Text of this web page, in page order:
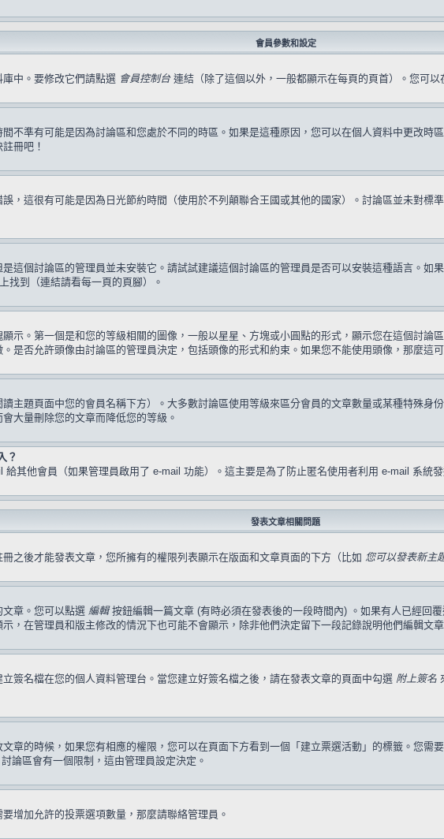
會員參數和設定
中。要修改它們請點選 會員控制台連結（除了這個以外，一般都顯示在每頁的頁首）。您可以
不準有可能是因為討論區和您處於不同的時區。如果是這種原因，您可以在個人資料中更改
冊吧！
，這很有可能是因為日光節約時間（使用於不列顛聯合王國或其他的國家）。討論區並未對
這個討論區的管理員並未安裝它。請試試建議這個討論區的管理員是否可以安裝這種語言。如
找到（連結請看每一頁的頁腳）。
示。第一個是和您的等級相關的圖像，一般以星星、方塊或小圓點的形式，顯示您在這個討論
是否允許頭像由討論區的管理員決定，包括頭像的形式和約束。如果您不能使用頭像，那麼這
主題頁面中您的會員名稱下方）。大多數討論區使用等級來區分會員的文章數量或某種特殊
大量刪除您的文章而降低您的等級。
？
其他會員（如果管理員啟用了 e-mail 功能）。這主要是為了防止匿名使用者利用 e-mail 系統發
發表文章相關問題
之後才能發表文章，您所擁有的權限列表顯示在版面和文章頁面的下方（比如 您可以發表新主
章。您可以點選 編輯按鈕編輯一篇文章 (有時必須在發表後的一段時間內) 。如果有人已經回
，在管理員和版主修改的情況下也可能不會顯示，除非他們決定留下一段記錄說明他們編輯文
簽名檔在您的個人資料管理台。當您建立好簽名檔之後，請在發表文章的頁面中勾選 附上簽名
章的時候，如果您有相應的權限，您可以在頁面下方看到一個「建立票選活動」的標籤。您需
論區會有一個限制，這由管理員設定決定。
增加允許的投票選項數量，那麼請聯絡管理員。